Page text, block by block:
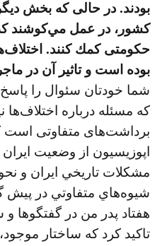
بودند. در حالی كه بخش
كشور، در عمل مي‌كوشند
حكومتی كمك كنند.
بوده است و تاثير آن در
شما خودتان سئوال را پاسخ
كه مسئله درباره اختلاف‌ها
برداشت‌های متفاوتی است
اپوزيسيون از وضعيت ايران
مشكلات تاريخي ايران و
شيوه‌هاي متفاوتي در پيش
هفتاد پدر من در گفتگوها
تاكيد كرد که ساختار